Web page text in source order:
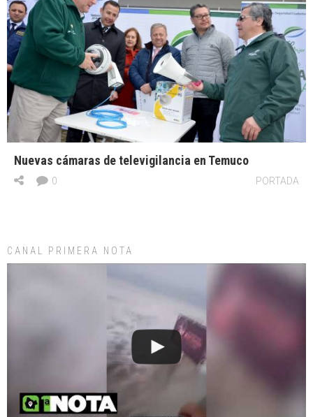
Nuevas cámaras de televigilancia en Temuco
PORTADA
0
CANAL PRIMERA NOTA